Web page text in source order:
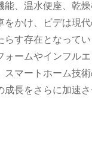
能、温水便座、乾
をかけ、ビデは現
す存在となってい
ォームやインフル
マートホーム技術
長をさらに加速さ